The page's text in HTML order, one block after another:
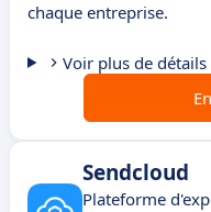
chaque entreprise.
Voir plus de détails
Sendcloud
Plateforme